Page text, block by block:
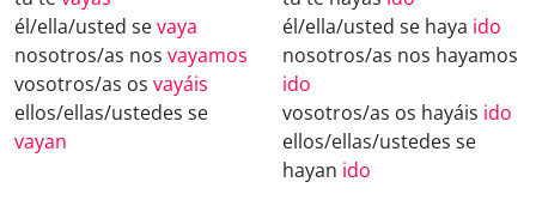
él/ella/usted sevaya
nosotros/as nos vayamos
vosotros/as os vayáis
ellos/ellas/ustedes se
vayan
él/ella/usted se haya ido
nosotros/as nos hayamos
ido
vosotros/as os hayáis ido
ellos/ellas/ustedes se
hayan ido